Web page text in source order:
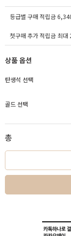
등급별 구매 적립금
첫구매 추가 적립금 최
상품 옵션
탄생석 선택
골드 선택
총